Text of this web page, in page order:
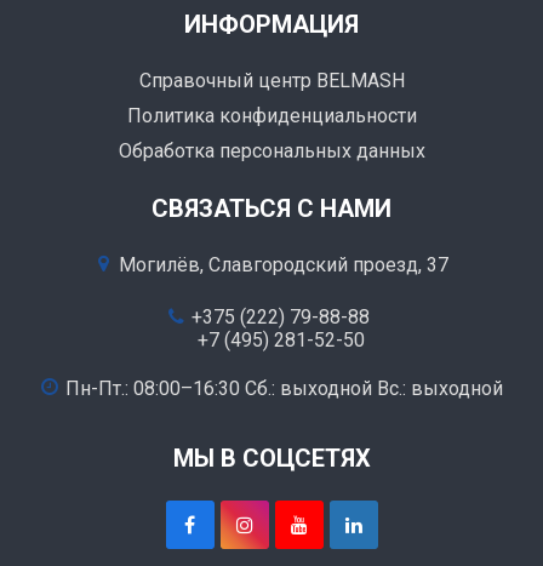
ИНФОРМАЦИЯ
Справочный центр BELMASH
Политика конфиденциальности
Обработка персональных данных
СВЯЗАТЬСЯ С НАМИ
Могилёв, Славгородский проезд, 37
+375 (222) 79-88-88
+7 (495) 281-52-50
Пн-Пт.: 08:00–16:30 Сб.: выходной Вс.: выходной
МЫ В СОЦСЕТЯХ